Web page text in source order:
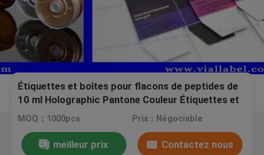
Étiquettes et boîtes pour flacons de peptides de
10 ml Holographic Pantone Couleur Étiquettes et
boîtes pour flacons de 10 ml
MOQ：1000pcs Prix：Négociable
meilleur prix Contactez nous